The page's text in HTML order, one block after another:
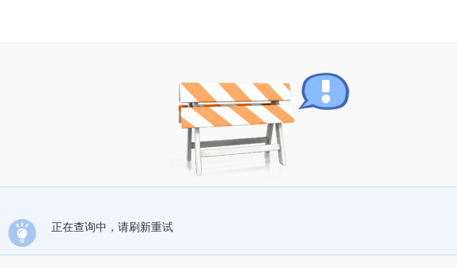
正在查询中，请刷新重试